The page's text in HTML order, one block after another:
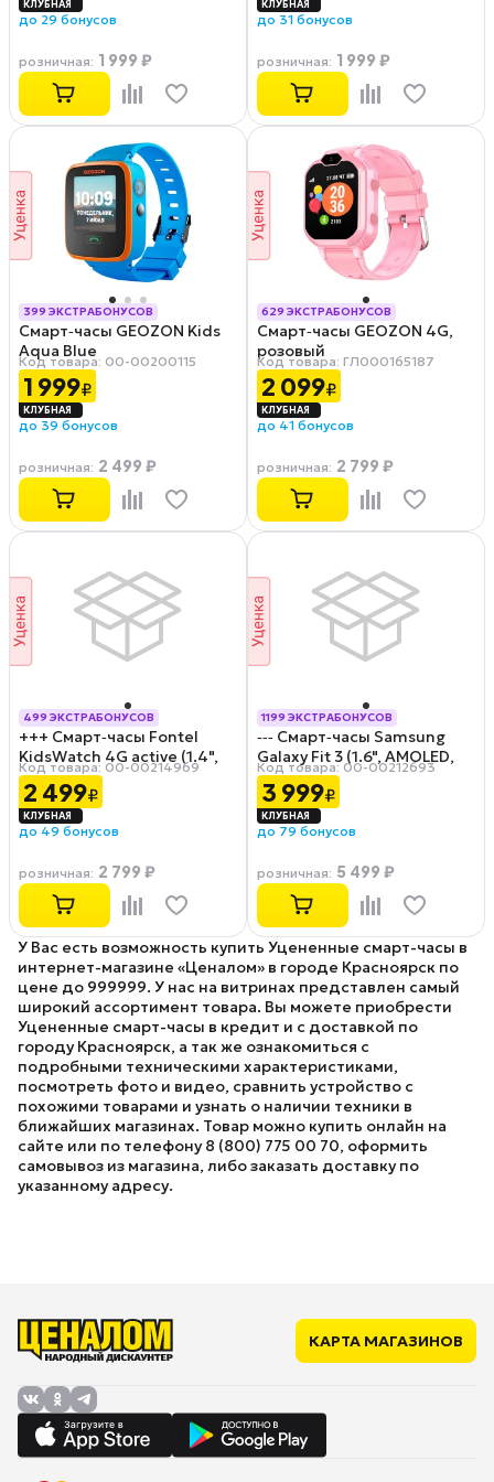
до 29 бонусов
розничная: 1 999 ₽
Б/У 9/10
до 31 бонусов
розничная: 1 999 ₽
399 ЭКСТРАБОНУСОВ
РАССРОЧКА 0-0-12
Смарт‑часы GEOZON Kids
Aqua Blue
Код товара: 00-00200115
1 999₽
до 39 бонусов
розничная: 2 499 ₽
629 ЭКСТРАБОНУСОВ
РАССРОЧКА 0-0-12
Смарт‑часы GEOZON 4G,
розовый
Код товара: ГЛ000165187
2 099₽
до 41 бонусов
розничная: 2 799 ₽
499 ЭКСТРАБОНУСОВ
РАССРОЧКА 0-0-12
+++ Смарт‑часы Fontel
KidsWatch 4G active (1.4",
IPS, 240x240, cam 0.3Мп,
IP67, GPS, LBS, 800 мАч,
розовый) Царапины на
экране 9/10
Код товара: 00-00214969
2 499₽
до 49 бонусов
розничная: 2 799 ₽
1199 ЭКСТРАБОНУСОВ
РАССРОЧКА 0-0-12
‑‑‑ Смарт‑часы Samsung
Galaxy Fit 3 (1.6", AMOLED,
402x256, IP68, 208 мАч,
серый) Б/У 9/10
Код товара: 00-00212693
3 999₽
до 79 бонусов
розничная: 5 499 ₽
У Вас есть возможность купить Уцененные смарт-часы в
интернет-магазине «Ценалом» в городе Красноярск по
цене до 999999. У нас на витринах представлен самый
широкий ассортимент товара. Вы можете приобрести
Уцененные смарт-часы в кредит и с доставкой по
городу Красноярск, а так же ознакомиться с
подробными техническими характеристиками,
посмотреть фото и видео, сравнить устройство с
похожими товарами и узнать о наличии техники в
ближайших магазинах. Товар можно купить онлайн на
сайте или по телефону 8 (800) 775 00 70, оформить
самовывоз из магазина, либо заказать доставку по
указанному адресу.
КАРТА МАГАЗИНОВ